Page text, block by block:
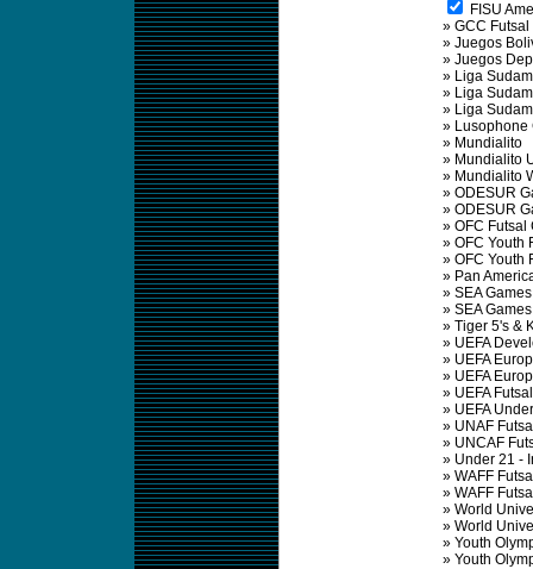
FISU
» GCC
» Juegos
» Juegos
» Liga
» Liga
» Liga
» Lusophone
» Mundialito
» Mundialito
» Mundialito
» ODESUR
» ODESUR
» OFC Futsal
» OFC Youth
» OFC Youth
» Pan
» SEA
» SEA
» Tiger 5's &
» UEFA
» UEFA
» UEFA
» UEFA
» UEFA
» UNAF
» UNCAF
» Under 21 -
» WAFF
» WAFF
» World
» World
» Youth
» Youth